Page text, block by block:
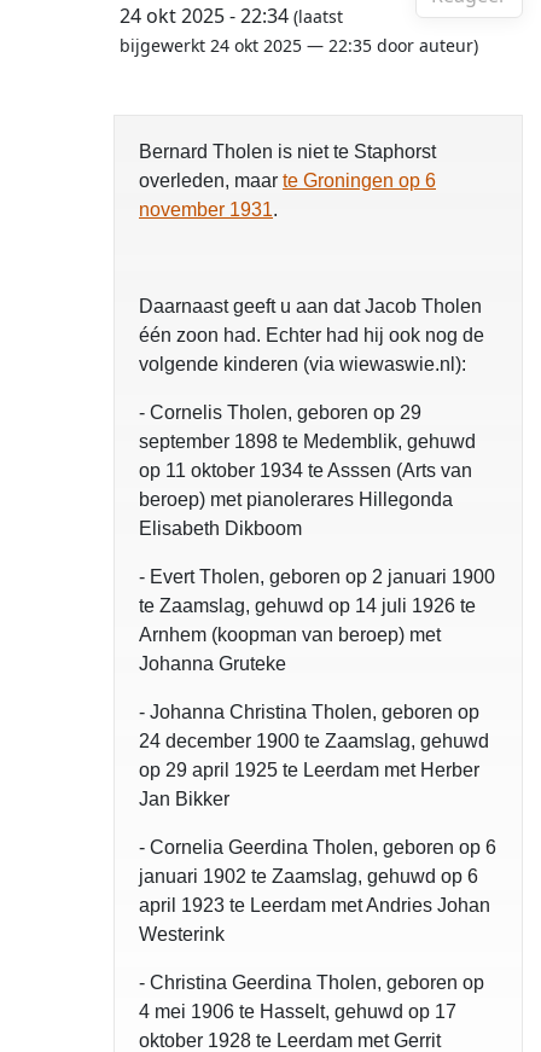
24 okt 2025 - 22:34 (laatst
bijgewerkt 24 okt 2025 — 22:35 door auteur)
Bernard Tholen is niet te Staphorst
overleden, maar te Groningen op 6
november 1931.
Daarnaast geeft u aan dat Jacob Tholen
één zoon had. Echter had hij ook nog de
volgende kinderen (via wiewaswie.nl):
- Cornelis Tholen, geboren op 29
september 1898 te Medemblik, gehuwd
op 11 oktober 1934 te Asssen (Arts van
beroep) met pianolerares Hillegonda
Elisabeth Dikboom
- Evert Tholen, geboren op 2 januari 1900
te Zaamslag, gehuwd op 14 juli 1926 te
Arnhem (koopman van beroep) met
Johanna Gruteke
- Johanna Christina Tholen, geboren op
24 december 1900 te Zaamslag, gehuwd
op 29 april 1925 te Leerdam met Herber
Jan Bikker
- Cornelia Geerdina Tholen, geboren op 6
januari 1902 te Zaamslag, gehuwd op 6
april 1923 te Leerdam met Andries Johan
Westerink
- Christina Geerdina Tholen, geboren op
4 mei 1906 te Hasselt, gehuwd op 17
oktober 1928 te Leerdam met Gerrit